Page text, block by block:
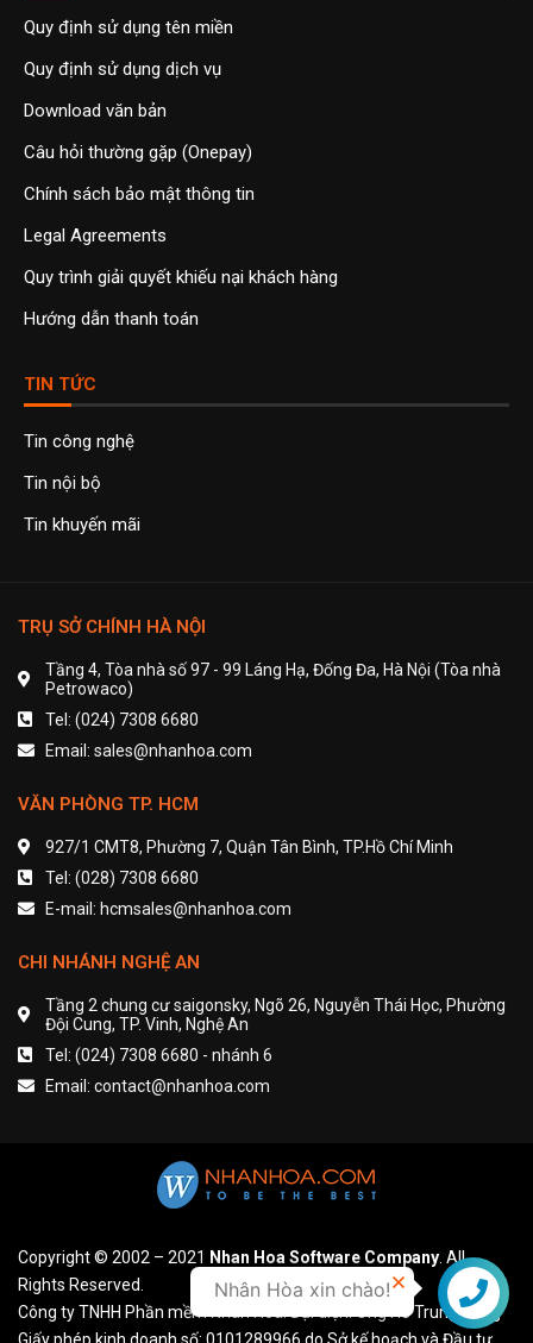
Quy định sử dụng tên miền
Quy định sử dụng dịch vụ
Download văn bản
Câu hỏi thường gặp (Onepay)
Chính sách bảo mật thông tin
Legal Agreements
Quy trình giải quyết khiếu nại khách hàng
Hướng dẫn thanh toán
TIN TỨC
Tin công nghệ
Tin nội bộ
Tin khuyến mãi
TRỤ SỞ CHÍNH HÀ NỘI
Tầng 4, Tòa nhà số 97 - 99 Láng Hạ, Đống Đa, Hà Nội (Tòa nhà
Petrowaco)
Tel: (024) 7308 6680
Email: sales@nhanhoa.com
VĂN PHÒNG TP. HCM
927/1 CMT8, Phường 7, Quận Tân Bình, TP.Hồ Chí Minh
Tel: (028) 7308 6680
E-mail: hcmsales@nhanhoa.com
CHI NHÁNH NGHỆ AN
Tầng 2 chung cư saigonsky, Ngõ 26, Nguyễn Thái Học, Phường
Đội Cung, TP. Vinh, Nghệ An
Tel: (024) 7308 6680 - nhánh 6
Email: contact@nhanhoa.com
Copyright © 2002 – 2021 Nhan Hoa Software Company. All
Rights Reserved.
Công ty TNHH Phần mềm Nhân Hòa. Đại diện: Ông Hồ Trung Dũng
Liên hệ
Nhân Hòa xin chào!